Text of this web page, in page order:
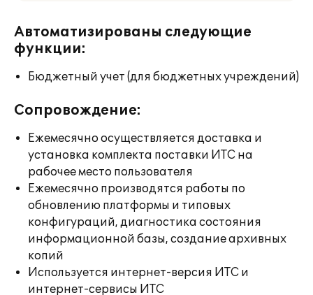
Автоматизированы следующие
функции:
Бюджетный учет (для бюджетных учреждений)
Сопровождение:
Ежемесячно осуществляется доставка и
установка комплекта поставки ИТС на
рабочее место пользователя
Ежемесячно производятся работы по
обновлению платформы и типовых
конфигураций, диагностика состояния
информационной базы, создание архивных
копий
Используется интернет-версия ИТС и
интернет-сервисы ИТС